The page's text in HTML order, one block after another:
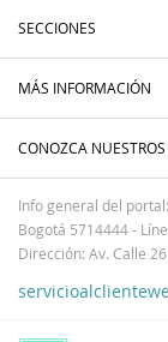
SECCIONES
MÁS INFORMACIÓN
CONOZCA NUESTROS
Info general del
Bogotá 5714444 -
Dirección: Av. Calle